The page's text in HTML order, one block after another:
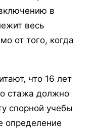
в
весь
от того, когда
что 16 лет
стажа должно
спорной учебы
определение